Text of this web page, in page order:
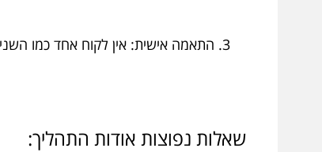
התאמה אישית: אין לקוח אחד כמו
שאלות נפוצות אודות התהליך: